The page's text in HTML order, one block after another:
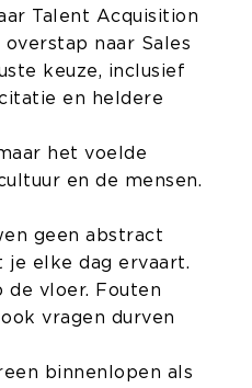
Talent Acquisition
naar Sales
keuze, inclusief
en heldere
het voelde
en de mensen.
geen abstract
je elke dag ervaart.
de vloer. Fouten
vragen durven
binnenlopen als